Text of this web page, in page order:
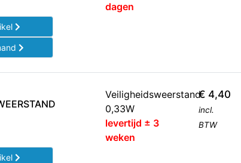
dagen
Veiligheidsweerstand
0,33W
levertijd ± 3
weken
€ 4,40
incl.
BTW